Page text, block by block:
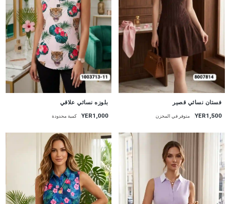
جديد
فستان نسائي قصير
YER1,500 متوفر في المخزن
جديد
بلوزه نسائي علاقي
YER1,000 كمية محدودة